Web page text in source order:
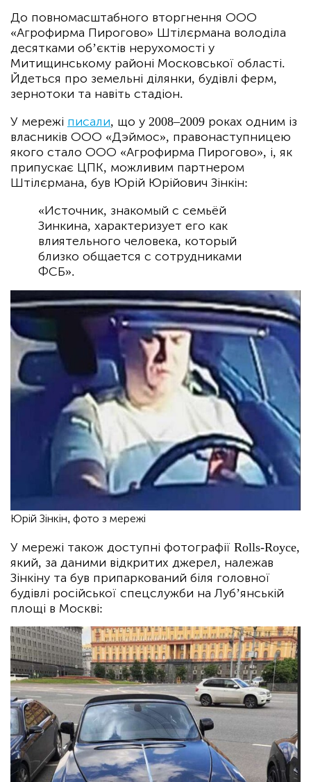
До повномасштабного вторгнення ООО
«Агрофирма Пирогово» Штілєрмана володіла
десятками об’єктів нерухомості у
Митищинському районі Московської області.
Йдеться про земельні ділянки, будівлі ферм,
зернотоки та навіть стадіон.
У мережі писали, що у 2008–2009 роках одним із
власників ООО «Дэймос», правонаступницею
якого стало ООО «Агрофирма Пирогово», і, як
припускає ЦПК, можливим партнером
Штілєрмана, був Юрій Юрійович Зінкін:
«Источник, знакомый с семьёй
Зинкина, характеризует его как
влиятельного человека, который
близко общается с сотрудниками
ФСБ».
Юрій Зінкін, фото з мережі
У мережі також доступні фотографії Rolls-Royce,
який, за даними відкритих джерел, належав
Зінкіну та був припаркований біля головної
будівлі російської спецслужби на Луб’янській
площі в Москві: